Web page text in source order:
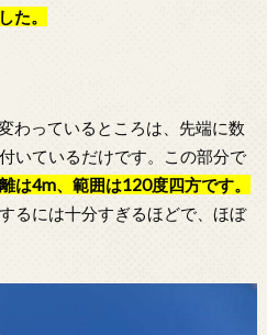
た。
わっているところは、先端に数
いているだけです。この部分で
は4m、範囲は120度四方です。
るには十分すぎるほどで、ほぼ